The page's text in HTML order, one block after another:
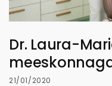
Dr. Laura-
21/01/2020